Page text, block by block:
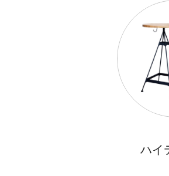
スマート家電対応で
外出先から家電をコント
ダイニングキッチンにも
ワイドな窓があり日当た
ダイニングの一部の壁が
ハイ